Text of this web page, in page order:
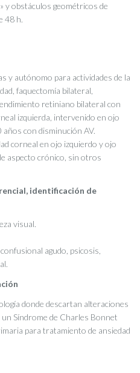
y obstáculos geométricos de
48 h.
y autónomo para actividades de la
faquectomía bilateral,
retiniano bilateral con
izquierda, intervenido en ojo
con disminución AV.
corneal en ojo izquierdo y ojo
aspecto crónico, sin otros
identificación de
visual.
agudo, psicosis,
donde descartan alteraciones
Síndrome de Charles Bonnet
para tratamiento de ansiedad